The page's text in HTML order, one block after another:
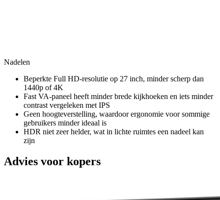
Nadelen
Beperkte Full HD-resolutie op 27 inch, minder scherp dan
1440p of 4K
Fast VA-paneel heeft minder brede kijkhoeken en iets minder
contrast vergeleken met IPS
Geen hoogteverstelling, waardoor ergonomie voor sommige
gebruikers minder ideaal is
HDR niet zeer helder, wat in lichte ruimtes een nadeel kan
zijn
Advies voor kopers